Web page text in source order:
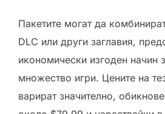
Пакетите могат да
DLC или други заглавия,
икономически изгоден начин
множество игри. Цените на
варират значително,